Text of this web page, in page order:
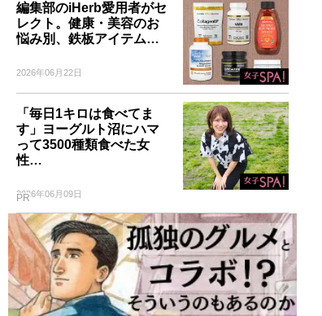
編集部のiHerb愛用者がセ
レクト。健康・美容のお
悩み別、鉄板アイテム…
2026年06月22日
「毎日1キロは食べてま
す」ヨーグルト沼にハマ
って3500種類食べた女
性…
2026年06月09日
PR